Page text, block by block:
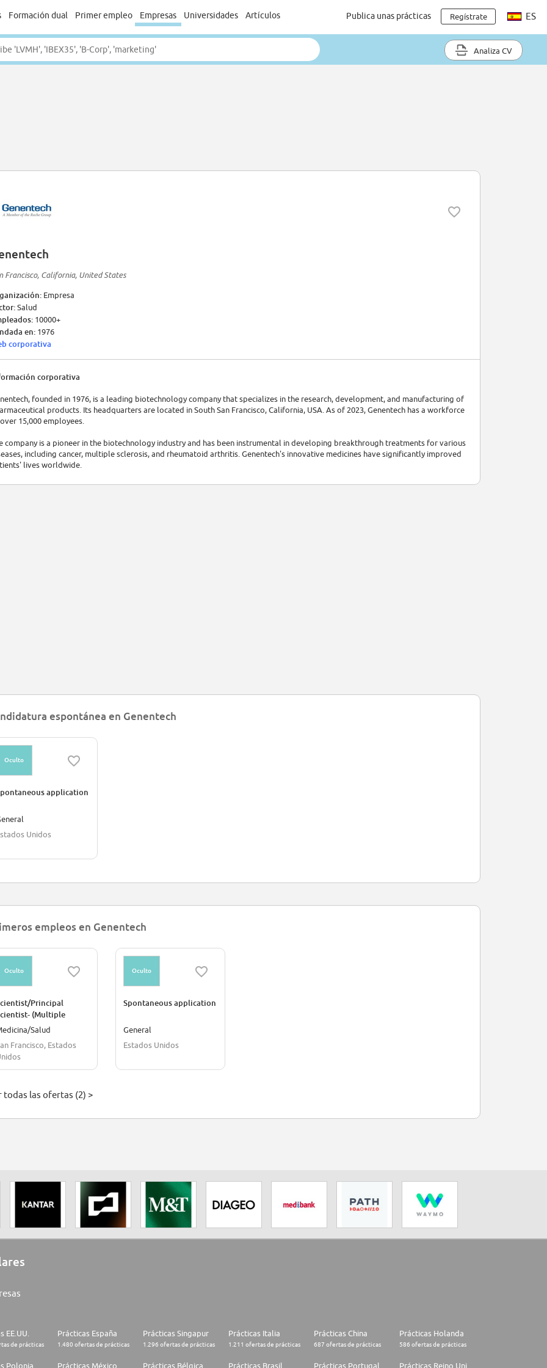
Formación dual Primer empleo Empresas Universidades Artículos Publica unas prácticas Regístrate ES
Analiza CV
Francisco, California, United States
Empresa
Salud
10000+
en: 1976
corporativa
corporativa
founded in 1976, is a leading biotechnology company that specializes in the research, development, and manufacturing of
products. Its headquarters are located in South San Francisco, California, USA. As of 2023, Genentech has a workforce
15,000 employees.
company is a pioneer in the biotechnology industry and has been instrumental in developing breakthrough treatments for various
including cancer, multiple sclerosis, and rheumatoid arthritis. Genentech's innovative medicines have significantly improved
lives worldwide.
of recent financial information, Genentech is a subsidiary of Roche Holding AG, a Swiss pharmaceutical company. As of 2022,
espontánea en Genentech
Oculto
application
Unidos
empleos en Genentech
Oculto
Principal
(Multiple
Salud
Francisco, Estados
Oculto
Spontaneous application
General
Estados Unidos
todas las ofertas (2) >
EE.UU.
de prácticas
Prácticas España
1.480 ofertas de prácticas
Prácticas Singapur
1.296 ofertas de prácticas
Prácticas Italia
1.211 ofertas de prácticas
Prácticas China
687 ofertas de prácticas
Prácticas Holanda
586 ofertas de prácticas
Polonia Prácticas México Prácticas Bélgica Prácticas Brasil Prácticas Portugal